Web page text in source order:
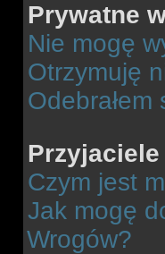
Prywatne
Nie mogę
Otrzymuję
Czym jest
Jak mogę
Wrogów?